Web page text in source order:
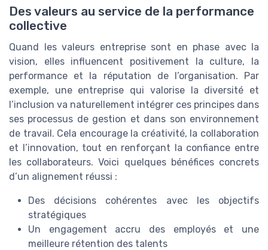
Des valeurs au service de la performance
collective
Quand les valeurs entreprise sont en phase avec la
vision, elles influencent positivement la culture, la
performance et la réputation de l’organisation. Par
exemple, une entreprise qui valorise la diversité et
l’inclusion va naturellement intégrer ces principes dans
ses processus de gestion et dans son environnement
de travail. Cela encourage la créativité, la collaboration
et l’innovation, tout en renforçant la confiance entre
les collaborateurs. Voici quelques bénéfices concrets
d’un alignement réussi :
Des décisions cohérentes avec les objectifs
stratégiques
Un engagement accru des employés et une
meilleure rétention des talents